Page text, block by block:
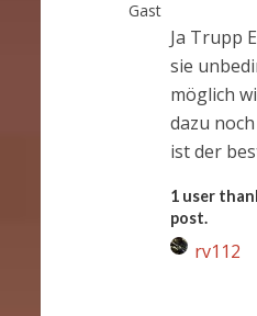
Gast
Ja Trupp
sie
möglich
dazu
ist der
1 user
post.
rv112